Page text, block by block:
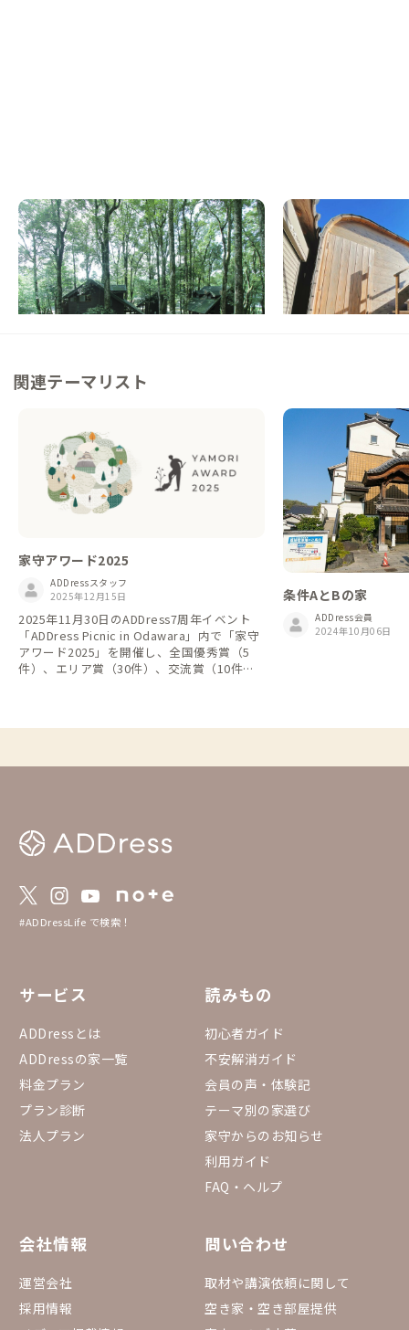
奥霧島A邸
宮崎県 ホテル/旅館
【国立公園内】火山湖のほとりにあるコテー
ジで暮らす
この家からの距離 11km
霧島B邸
鹿児島県 ゲストハウス
【駅徒歩9分】まちな
会いを楽しむ家
この家からの距離 14km
関連テーマリスト
家守アワード2025
ADDressスタッフ
2025年12月15日
2025年11月30日のADDress7周年イベント
「ADDress Picnic in Odawara」内で「家守
アワード2025」を開催し、全国優秀賞（5
件）、エリア賞（30件）、交流賞（10件）
を探してみてください。 https://addresslo
fdd957b35d298f
条件AとBの家
ADDress会員
2024年10月06日
#ADDressLife で検索！
サービス
ADDressとは
ADDressの家一覧
料金プラン
プラン診断
法人プラン
読みもの
初心者ガイド
不安解消ガイド
会員の声・体験記
テーマ別の家選び
家守からのお知らせ
利用ガイド
FAQ・ヘルプ
会社情報
運営会社
採用情報
問い合わせ
取材や講演依頼に関して
空き家・空き部屋提供